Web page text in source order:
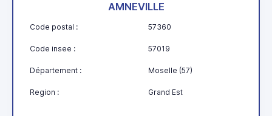
AMNEVILLE
Code postal : 57360
Code insee : 57019
Département : Moselle (57)
Region : Grand Est